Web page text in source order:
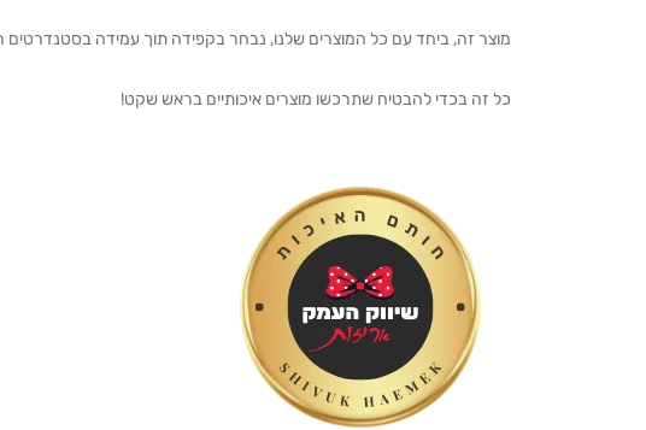
מוצר זה, ביחד עם כל המוצרים שלנו, נבחר בקפידה תוך עמידה בסטנדרטים
כל זה בכדי להבטיח שתרכשו מוצרים איכותיים בראש שקט!